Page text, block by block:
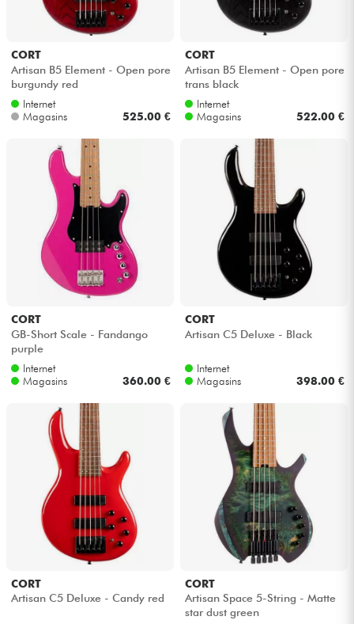
CORT
Artisan B5 Element - Open pore
burgundy red
Internet
Magasins
525.00 €
CORT
Artisan B5 Element - Open pore
trans black
Internet
Magasins
522.00 €
CORT
GB-Short Scale - Fandango
purple
Internet
Magasins
360.00 €
CORT
Artisan C5 Deluxe - Black
Internet
Magasins
398.00 €
CORT
Artisan C5 Deluxe - Candy red
CORT
Artisan Space 5-String - Matte
star dust green